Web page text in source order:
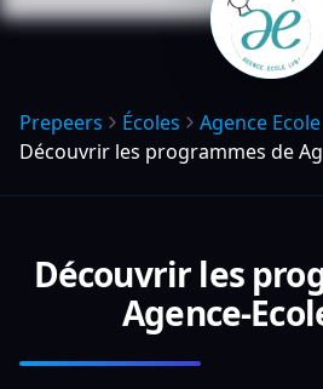
Prepeers Écoles
Agence
Découvrir les programmes de
Découvrir les
Agence-